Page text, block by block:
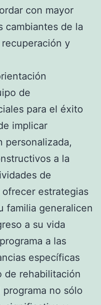
con mayor
cambiantes de la
y
de
para el éxito
implicar
personalizada,
a la
de
estrategias
familia generalicen
a su vida
a las
específicas
de rehabilitación
no sólo